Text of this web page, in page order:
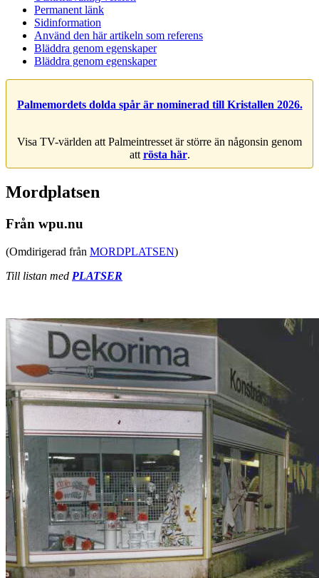
Permanent länk
Sidinformation
Använd den här artikeln som referens
Bläddra genom egenskaper
Bläddra genom egenskaper
Palmemordets dolda spår är nominerad till Kristallen 2026.
Visa TV-världen att Palmeintresset är större än någonsin genom
att rösta här.
Mordplatsen
Från wpu.nu
(Omdirigerad från MORDPLATSEN)
Till listan med PLATSER